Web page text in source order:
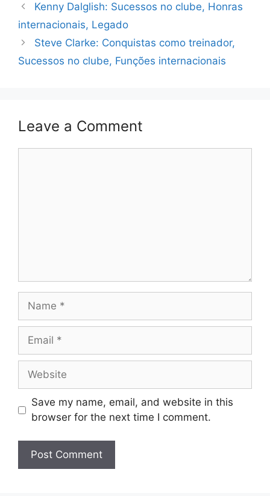
Kenny Dalglish: Sucessos no clube, Honras
internacionais, Legado
Steve Clarke: Conquistas como treinador,
Sucessos no clube, Funções internacionais
Leave a Comment
Name
Email
Website
Save my name, email, and website in this
browser for the next time I comment.